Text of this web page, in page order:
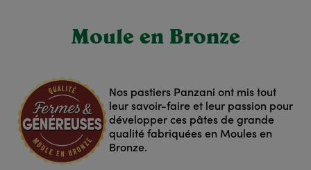
Moule en Bronze
Nos pastiers Panzani ont mis tout
leur savoir-faire et leur passion pour
développer ces pâtes de grande
qualité fabriquées en Moules en
Bronze.